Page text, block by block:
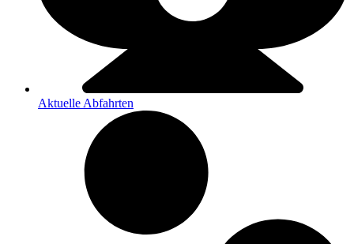
Aktuelle Abfahrten